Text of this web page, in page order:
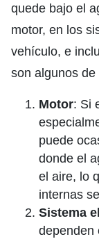
quede bajo el
motor, en los
vehículo, e
son algunos
Motor: Si
puede
donde el
el aire, lo
internas
Sistema
dependen